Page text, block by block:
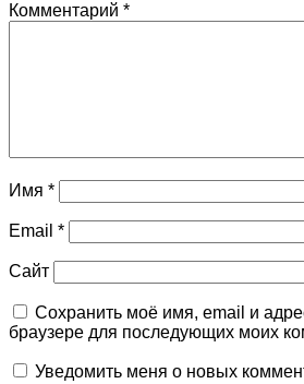
Комментарий *
Имя *
Email *
Сайт
Сохранить моё имя, email и
браузере для последующих моих
Уведомить меня о новых